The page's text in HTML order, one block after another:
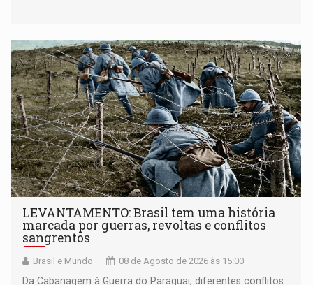
LEVANTAMENTO: Brasil tem uma história
marcada por guerras, revoltas e conflitos
sangrentos
Brasil e Mundo 08 de Agosto de 2026 às 15:00
Da Cabanagem à Guerra do Paraguai, diferentes conflitos